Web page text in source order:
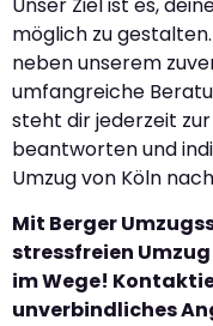
möglich zu
neben unserem
umfangreiche
steht dir jederzeit
beantworten und
Umzug von Köln
Mit Berger
stressfreien
im Wege!
unverbindliches